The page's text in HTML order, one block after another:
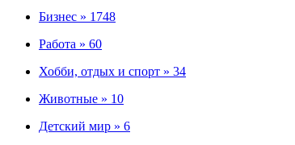
Бизнес » 1748
Работа » 60
Хобби, отдых и спорт » 34
Животные » 10
Детский мир » 6